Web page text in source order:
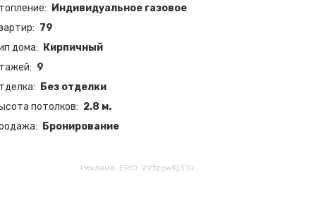
Индивидуальное газовое
79
дома
Кирпичный
9
Без отделки
потолков
2.8 м.
Бронирование
Реклама. ERID: 2VtzqwKj3Tu